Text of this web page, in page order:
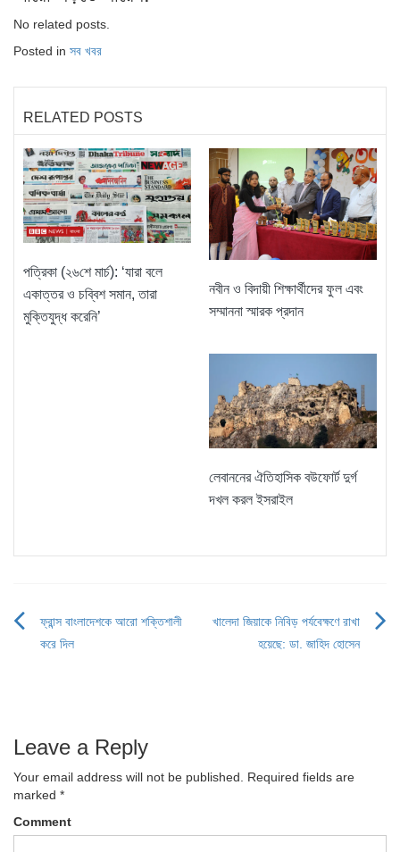
No related posts.
Posted in সব খবর
RELATED POSTS
পত্রিকা (২৬শে মার্চ): ‘যারা বলে
একাত্তর ও চব্বিশ সমান, তারা
মুক্তিযুদ্ধ করেনি’
নবীন ও বিদায়ী শিক্ষার্থীদের ফুল এবং
সম্মাননা স্মারক প্রদান
লেবাননের ঐতিহাসিক বউফোর্ট দুর্গ
দখল করল ইসরাইল
Post
ফ্রান্স বাংলাদেশকে আরো শক্তিশালী
করে দিল
খালেদা জিয়াকে নিবিড় পর্যবেক্ষণে রাখা
হয়েছে: ডা. জাহিদ হোসেন
Leave a Reply
Your email address will not be published. Required fields are
marked *
Comment